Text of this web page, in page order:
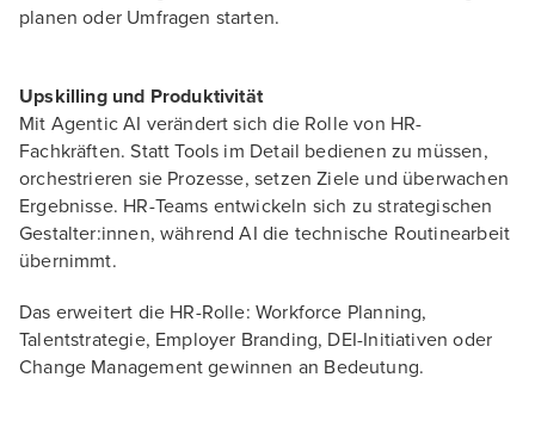
planen oder Umfragen starten.
Upskilling und Produktivität
Mit Agentic AI verändert sich die Rolle von HR-
Fachkräften. Statt Tools im Detail bedienen zu müssen,
orchestrieren sie Prozesse, setzen Ziele und überwachen
Ergebnisse. HR-Teams entwickeln sich zu strategischen
Gestalter:innen, während AI die technische Routinearbeit
übernimmt.
Das erweitert die HR-Rolle: Workforce Planning,
Talentstrategie, Employer Branding, DEI-Initiativen oder
Change Management gewinnen an Bedeutung.